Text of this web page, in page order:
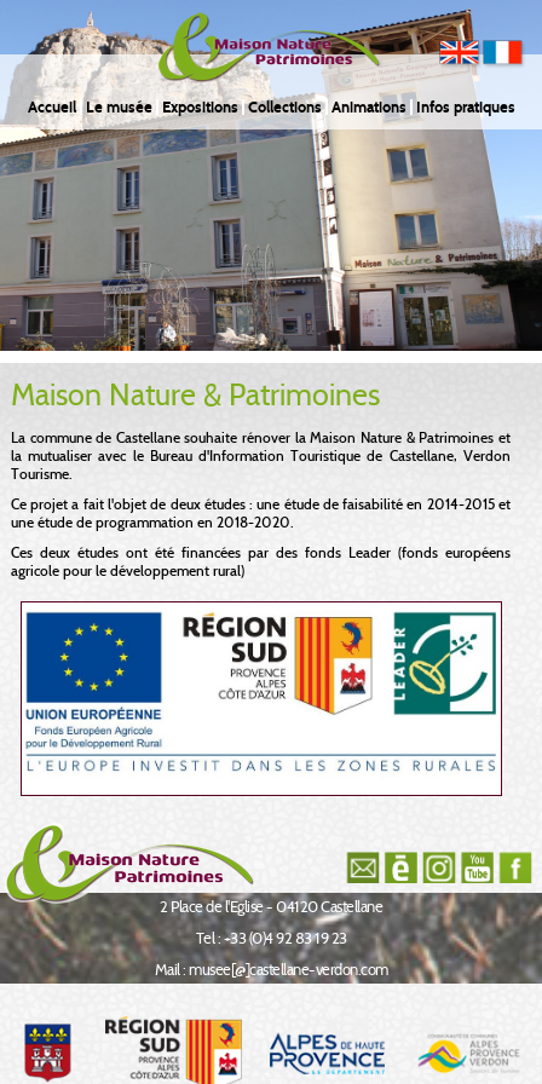
Accueil Le musée Expositions Collections Animations Infos pratiques
Maison Nature & Patrimoines
La commune de Castellane souhaite rénover la Maison Nature & Patrimoines et
la mutualiser avec le Bureau d'Information Touristique de Castellane, Verdon
Tourisme.
Ce projet a fait l'objet de deux études : une étude de faisabilité en 2014-2015 et
une étude de programmation en 2018-2020.
Ces deux études ont été financées par des fonds Leader (fonds européens
agricole pour le développement rural)
2 Place de l'Eglise - 04120 Castellane
Tel : +33 (0)4 92 83 19 23
Mail : musee[@]castellane-verdon.com